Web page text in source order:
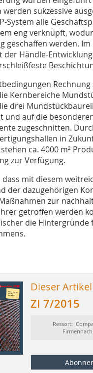
sukzessive
System alle
eng verknüpft,
geschaffen werden.
der Händle-
Rechnung
Kernbereiche
drei
und auf die
zugeschnitten.
in
ca. 4000 m²
zur Verfügung.
dass mit diesem
der dazugehörigen
zur
getroffen werden
die Hintergründe
Dieser
ZI 7/2015
Ressort: